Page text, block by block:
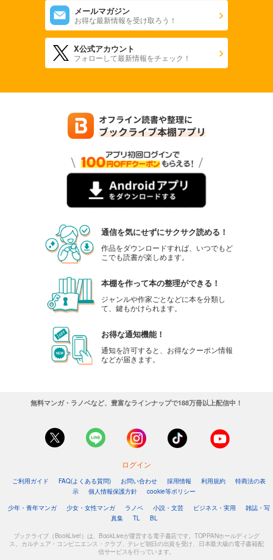
メールマガジン
お得な最新情報を受け取ろう！
X公式アカウント
フォローして最新情報をチェック！
通信を気にせずにサクサク読める！
作品をダウンロードすれば、いつでもど
こでも読書が楽しめます。
本棚を作って本の整理ができる！
ジャンルや作家ごとなどに本を分類し
て、鍵もかけられます。
お得な通知機能！
通知を許可すると、お得なクーポン情報
などが届きます。
無料マンガ・ラノベなど、豊富なラインナップで188万冊以上配信中！
ログイン
ご利用ガイド FAQ(よくある質問) お問い合わせ 採用情報 利用規約
特商法の表
示
個人情報保護方針
cookie等ポリシー
少年・青年マンガ
少女・女性マンガ ラノベ 小説・文芸 ビジネス・実用
雑誌・写
真集
TL BL
ブックライブ（BookLive!）は、BookLiveが運営する電子書店です。TOPPANホールディング
ス、カルチュア・コンビニエンス・クラブ、テレビ朝日の出資を受け、日本最大級の電子書籍配
信サービスを行っています。